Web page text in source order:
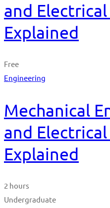
and
Explained
Free
Engineering
Mechanical
and
Explained
2 hours
Undergraduate